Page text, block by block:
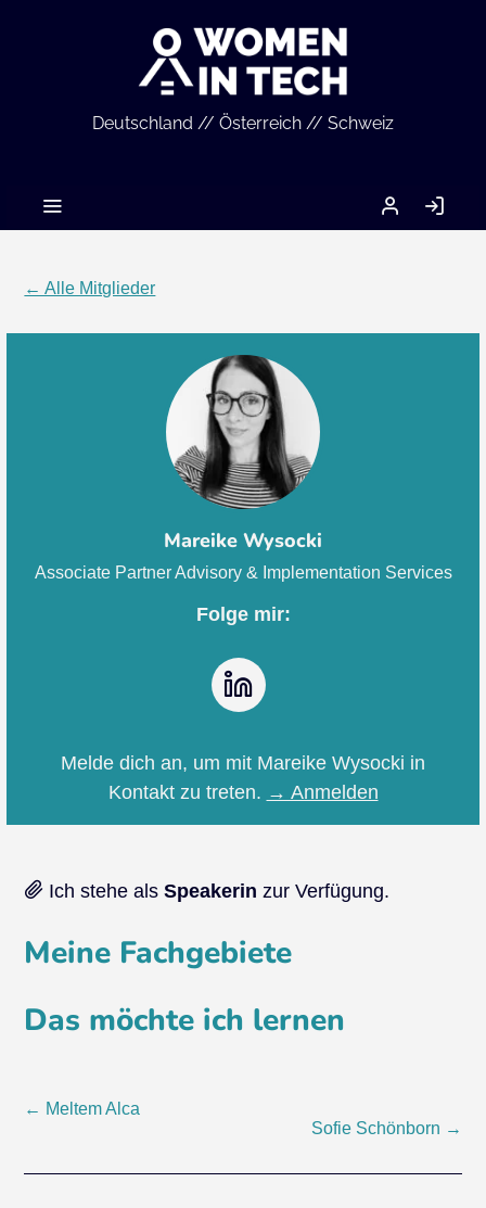
Deutschland // Österreich // Schweiz
MEIN
ACCOUNT
← Alle Mitglieder
Mareike Wysocki
Associate Partner Advisory & Implementation Services
Folge mir:
Melde dich an, um mit Mareike Wysocki in
Kontakt zu treten. → Anmelden
Ich stehe alsSpeakerin zur Verfügung.
Meine Fachgebiete
Das möchte ich lernen
Beitragsnavigation
← Meltem Alca
Sofie Schönborn →